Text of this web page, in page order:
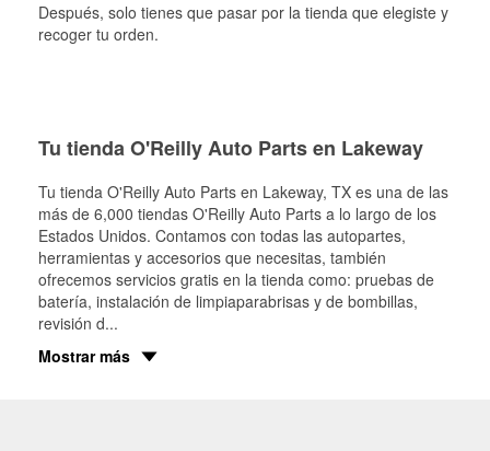
Después, solo tienes que pasar por la tienda que elegiste y
recoger tu orden.
Tu tienda O'Reilly Auto Parts en Lakeway
Tu tienda O'Reilly Auto Parts en Lakeway, TX es una de las
más de 6,000 tiendas O'Reilly Auto Parts a lo largo de los
Estados Unidos. Contamos con todas las autopartes,
herramientas y accesorios que necesitas, también
ofrecemos servicios gratis en la tienda como: pruebas de
batería, instalación de limpiaparabrisas y de bombillas,
revisión d...
Mostrar más